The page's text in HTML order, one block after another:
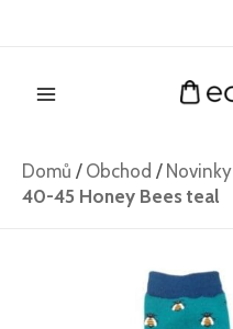
Domů / Obchod / Novinky
40-45 Honey Bees teal